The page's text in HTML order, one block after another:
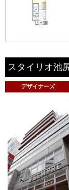
スタイリオ池
デザイナーズ